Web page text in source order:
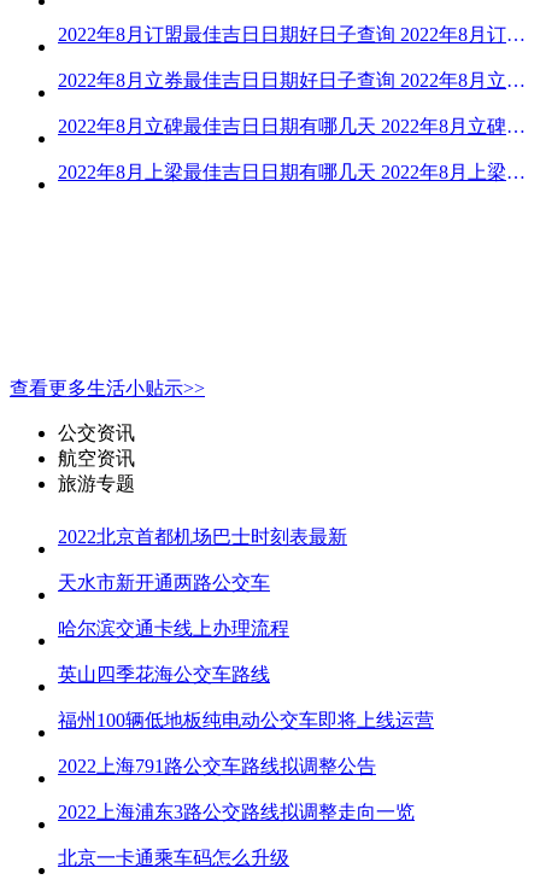
2022年8月订盟最佳吉日日期好日子查询 2022年8月订盟黄道吉日一览
2022年8月立券最佳吉日日期好日子查询 2022年8月立券的黄道吉日一览
2022年8月立碑最佳吉日日期有哪几天 2022年8月立碑吉日查询
2022年8月上梁最佳吉日日期有哪几天 2022年8月上梁的黄道吉日
查看更多生活小贴示>>
公交资讯
航空资讯
旅游专题
2022北京首都机场巴士时刻表最新
天水市新开通两路公交车
哈尔滨交通卡线上办理流程
英山四季花海公交车路线
福州100辆低地板纯电动公交车即将上线运营
2022上海791路公交车路线拟调整公告
2022上海浦东3路公交路线拟调整走向一览
北京一卡通乘车码怎么升级